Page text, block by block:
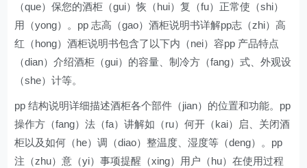
（que）保您的酒柜（gui）恢（hui）复（fu）正常使（shi）
用（yong）。pp 志高（gao）酒柜说明书详解pp志（zhi）高
红（hong）酒柜说明书包含了以下内（nei）容pp 产品特点
（dian）介绍酒柜（gui）的容量、制冷方（fang）式、外观设
（she）计等。
pp 结构说明详细描述酒柜各个部件（jian）的位置和功能。pp
操作方（fang）法（fa）讲解如（ru）何开（kai）启、关闭酒
柜以及如何（he）调（diao）整温度、湿度等（deng）。pp
注（zhu）意（yi）事项提醒（xing）用户（hu）在使用过程